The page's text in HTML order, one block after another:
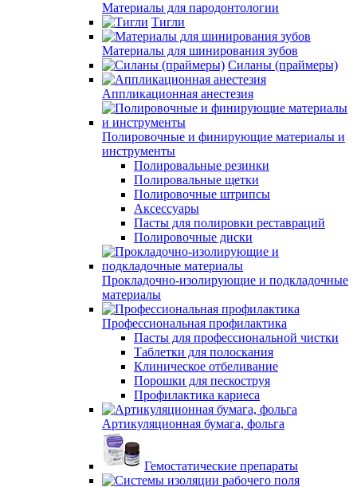
Материалы для пародонтологии
Тигли
Материалы для шинирования зубов
Силаны (праймеры)
Аппликационная анестезия
Полировочные и финирующие материалы и
инструменты
Полировальные резинки
Полировальные щетки
Полировочные штрипсы
Аксессуары
Пасты для полировки реставраций
Полировочные диски
Прокладочно-изолирующие и подкладочные
материалы
Профессиональная профилактика
Пасты для профессиональной чистки
Таблетки для полоскания
Клиническое отбеливание
Порошки для пескоструя
Профилактика кариеса
Артикуляционная бумага, фольга
Гемостатические препараты